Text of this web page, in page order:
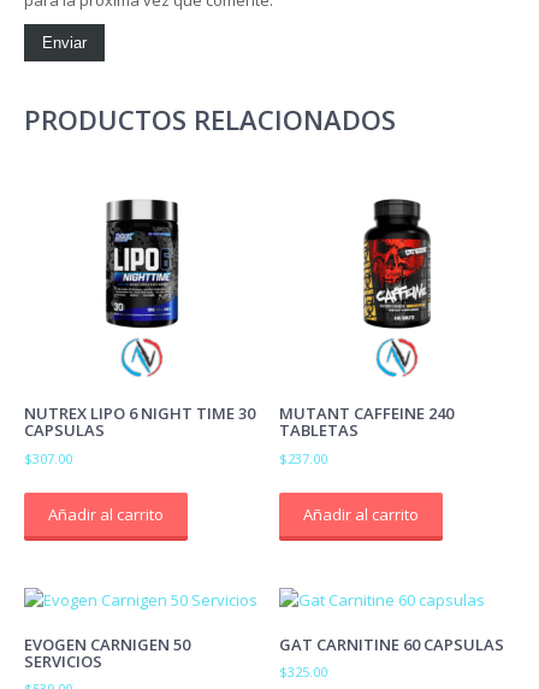
PRODUCTOS RELACIONADOS
NUTREX LIPO 6 NIGHT TIME 30
CAPSULAS
$307.00
Añadir al carrito
MUTANT CAFFEINE 240
TABLETAS
$237.00
Añadir al carrito
EVOGEN CARNIGEN 50
SERVICIOS
GAT CARNITINE 60 CAPSULAS
$325.00